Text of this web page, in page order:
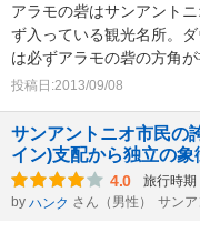
アラモの砦はサンアント
ず入っている観光名所。
は必ずアラモの砦の方角
投稿日:2013/09/08
サンアントニオ市民の
イン)支配から独立の象
4.0 旅行時期
by ハンク さん（男性） サン